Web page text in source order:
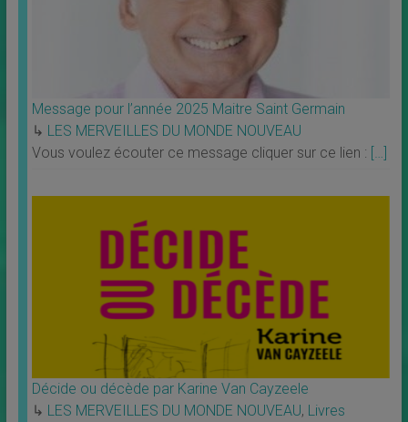
Message pour l’année 2025 Maitre Saint Germain
↳ LES MERVEILLES DU MONDE NOUVEAU
Vous voulez écouter ce message cliquer sur ce lien : […]
Décide ou décède par Karine Van Cayzeele
↳ LES MERVEILLES DU MONDE NOUVEAU, Livres